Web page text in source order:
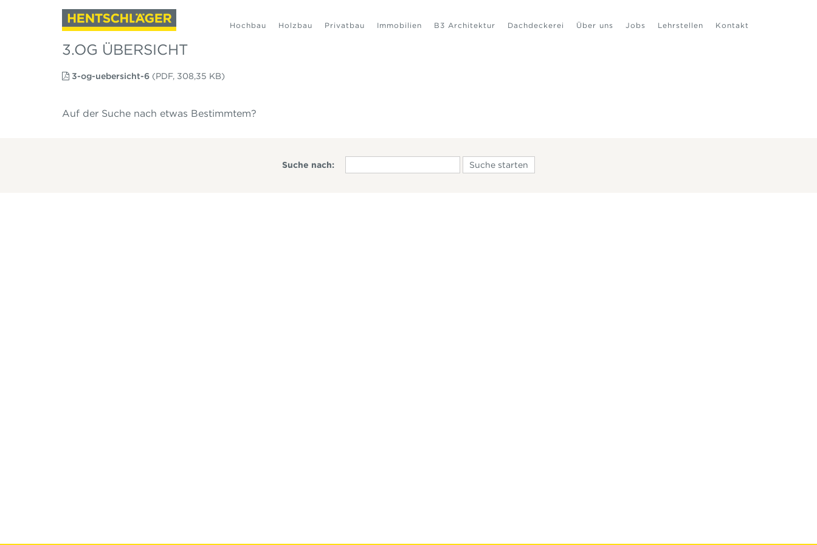
Hochbau Holzbau Privatbau Immobilien B3 Architektur Dachdeckerei Über uns Jobs Lehrstellen Kontakt
3.OG ÜBERSICHT
3-og-uebersicht-6 (PDF, 308,35 KB)
Auf der Suche nach etwas Bestimmtem?
Suche nach: